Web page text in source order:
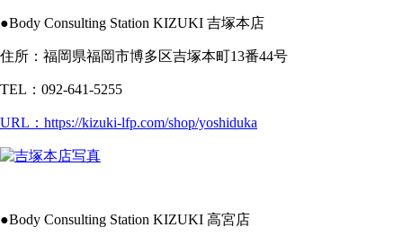
●Body Consulting Station KIZUKI 吉塚本店
住所：福岡県福岡市博多区吉塚本町13番44号
TEL：092-641-5255
URL：https://kizuki-lfp.com/shop/yoshiduka
●Body Consulting Station KIZUKI 高宮店